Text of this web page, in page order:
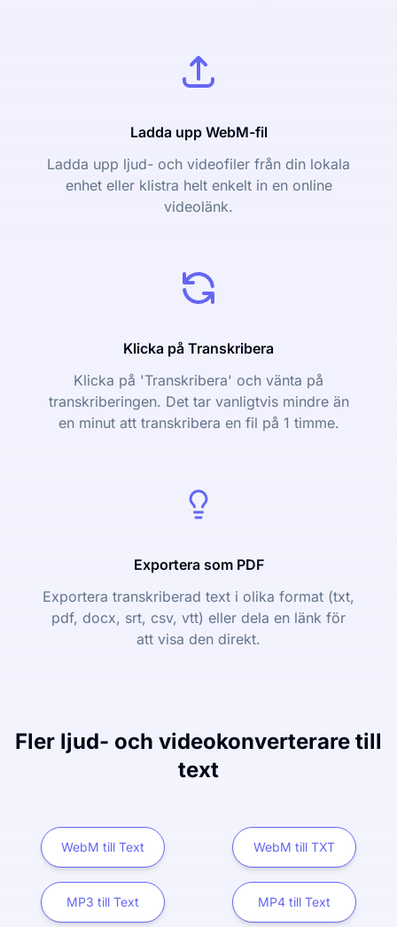
Ladda upp WebM-fil
Ladda upp ljud- och videofiler från din lokala
enhet eller klistra helt enkelt in en online
videolänk.
Klicka på Transkribera
Klicka på 'Transkribera' och vänta på
transkriberingen. Det tar vanligtvis mindre än
en minut att transkribera en fil på 1 timme.
Exportera som PDF
Exportera transkriberad text i olika format (txt,
pdf, docx, srt, csv, vtt) eller dela en länk för
att visa den direkt.
Fler ljud- och videokonverterare till
text
WebM till Text WebM till TXT
MP3 till Text MP4 till Text